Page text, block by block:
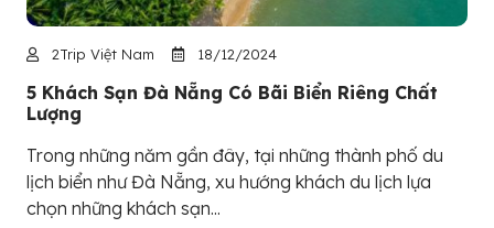
2Trip Việt Nam 18/12/2024
5 Khách Sạn Đà Nẵng Có Bãi Biển Riêng Chất
Lượng
Trong những năm gần đây, tại những thành phố du
lịch biển như Đà Nẵng, xu hướng khách du lịch lựa
chọn những khách sạn...